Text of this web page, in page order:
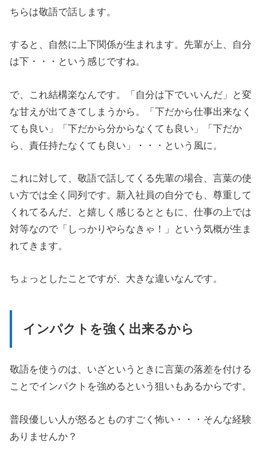
ちらは敬語で話します。
すると、自然に上下関係が生まれます。先輩が上、自分
は下・・・という感じですね。
で、これ結構楽なんです。「自分は下でいいんだ」と変
な甘えが出てきてしまうから。「下だから仕事出来なく
ても良い」「下だから分からなくても良い」「下だか
ら、責任持たなくても良い」・・・という風に。
これに対して、敬語で話してくる先輩の場合、言葉の使
い方では全く同列です。新入社員の自分でも、尊重して
くれてるんだ、と嬉しく感じるとともに、仕事の上では
対等なので「しっかりやらなきゃ！」という気概が生ま
れてきます。
ちょっとしたことですが、大きな違いなんです。
インパクトを強く出来るから
敬語を使うのは、いざというときに言葉の落差を付ける
ことでインパクトを強めるという狙いもあるからです。
普段優しい人が怒るとものすごく怖い・・・そんな経験
ありませんか？